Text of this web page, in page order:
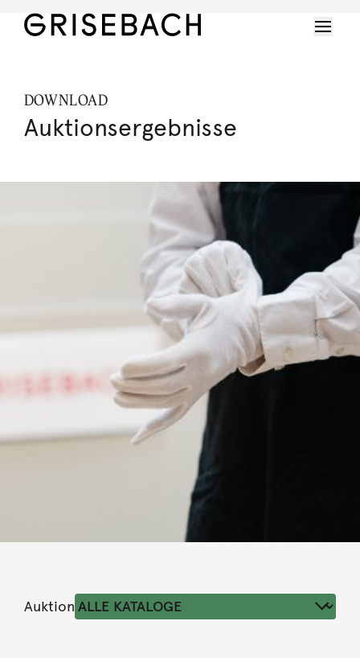
DOWNLOAD
Auktionsergebnisse
Auktion